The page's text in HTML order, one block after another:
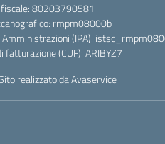
fiscale: 80203790581
rmpm08000b
Amministrazioni (IPA):
fatturazione (CUF): ARIBYZ7
realizzato da Avaservice